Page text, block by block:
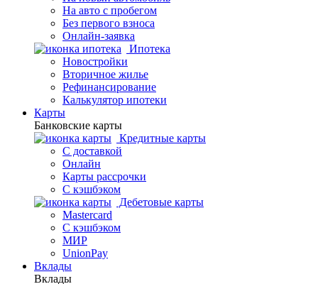
На авто с пробегом
Без первого взноса
Онлайн-заявка
Ипотека
Новостройки
Вторичное жилье
Рефинансирование
Калькулятор ипотеки
Карты
Банковские карты
Кредитные карты
С доставкой
Онлайн
Карты рассрочки
С кэшбэком
Дебетовые карты
Mastercard
С кэшбэком
МИР
UnionPay
Вклады
Вклады